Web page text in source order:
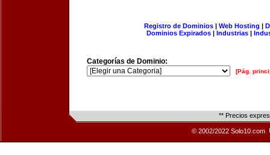
Registro de Dominios| Web Hosting |
Dominios Expirados | Industrias |
Categorías de Dominio:
[Pág.
** Precios
© 2002/2022 Solo10.com